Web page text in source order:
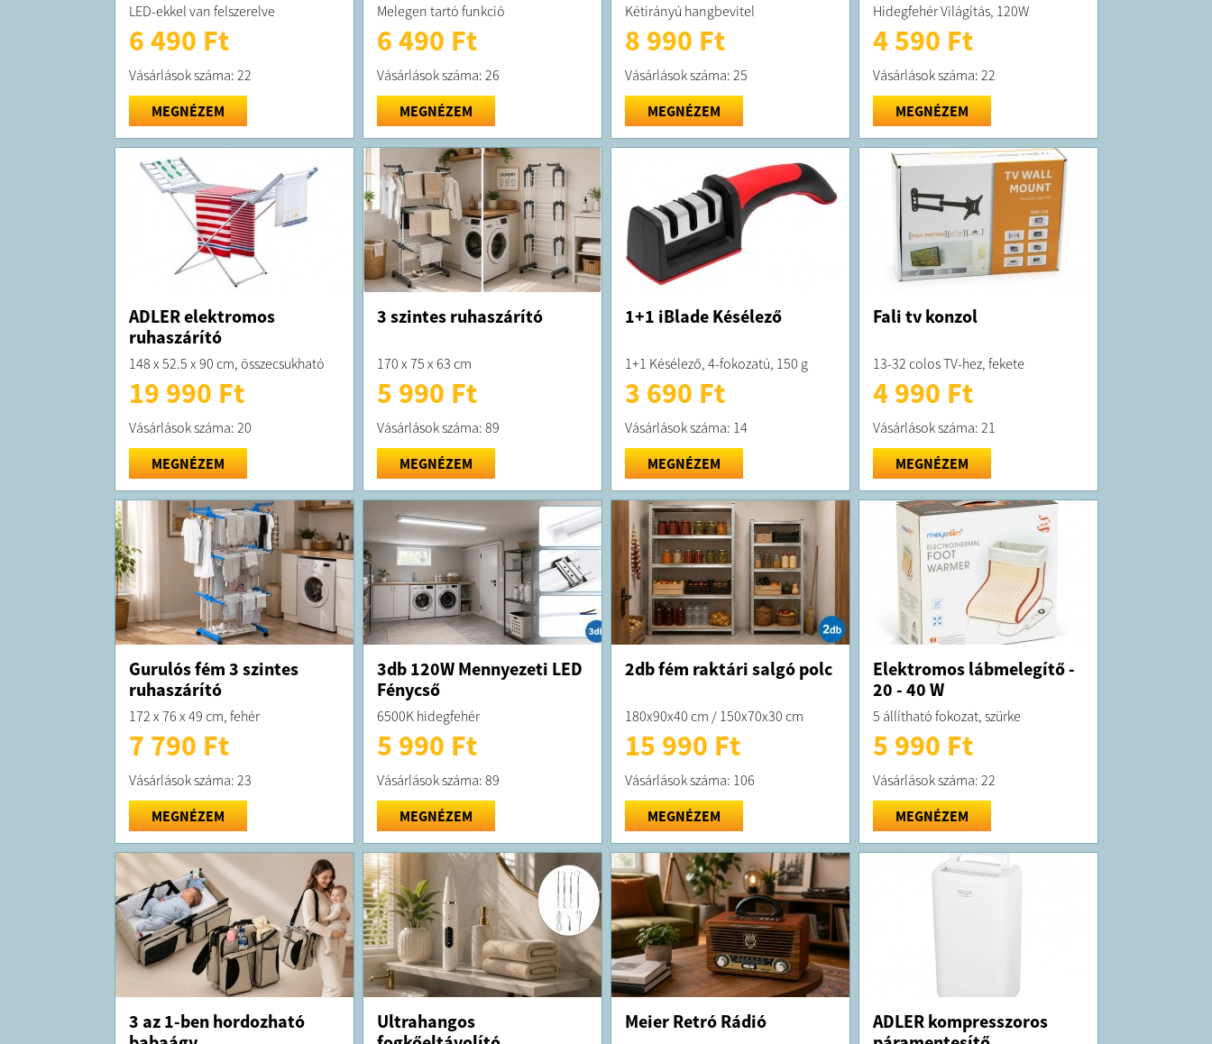
LED-ekkel van felszerelve
6 490 Ft
Vásárlások száma: 22
MEGNÉZEM
Melegen tartó funkció
6 490 Ft
Vásárlások száma: 26
MEGNÉZEM
Kétirányú hangbevitel
8 990 Ft
Vásárlások száma: 25
MEGNÉZEM
Hidegfehér Világítás, 120W
4 590 Ft
Vásárlások száma: 22
MEGNÉZEM
ADLER elektromos
ruhaszárító
148 x 52.5 x 90 cm, összecsukható
19 990 Ft
Vásárlások száma: 20
MEGNÉZEM
3 szintes ruhaszárító
170 x 75 x 63 cm
5 990 Ft
Vásárlások száma: 89
MEGNÉZEM
1+1 iBlade Késélező
1+1 Késélező, 4-fokozatú, 150 g
3 690 Ft
Vásárlások száma: 14
MEGNÉZEM
Fali tv konzol
13-32 colos TV-hez, fekete
4 990 Ft
Vásárlások száma: 21
MEGNÉZEM
Gurulós fém 3 szintes
ruhaszárító
172 x 76 x 49 cm, fehér
7 790 Ft
Vásárlások száma: 23
MEGNÉZEM
3db 120W Mennyezeti LED
Fénycső
6500K hidegfehér
5 990 Ft
Vásárlások száma: 89
MEGNÉZEM
2db fém raktári salgó polc
180x90x40 cm / 150x70x30 cm
15 990 Ft
Vásárlások száma: 106
MEGNÉZEM
Elektromos lábmelegítő -
20 - 40 W
5 állítható fokozat, szürke
5 990 Ft
Vásárlások száma: 22
MEGNÉZEM
3 az 1-ben hordozható
Ultrahangos
Meier Retró Rádió
ADLER kompresszoros